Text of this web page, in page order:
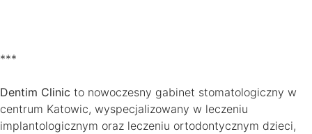
***
Dentim Clinic to nowoczesny gabinet stomatologiczny w
centrum Katowic, wyspecjalizowany w leczeniu
implantologicznym oraz leczeniu ortodontycznym dzieci,